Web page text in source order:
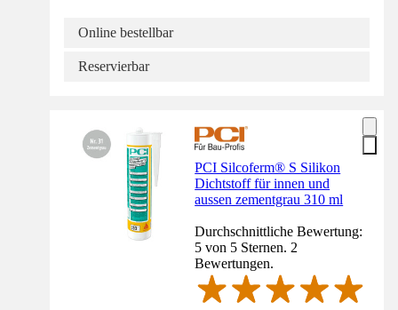
Online bestellbar
Reservierbar
PCI Silcoferm® S Silikon
Dichtstoff für innen und
aussen zementgrau 310 ml
Durchschnittliche Bewertung:
5 von 5 Sternen. 2
Bewertungen.